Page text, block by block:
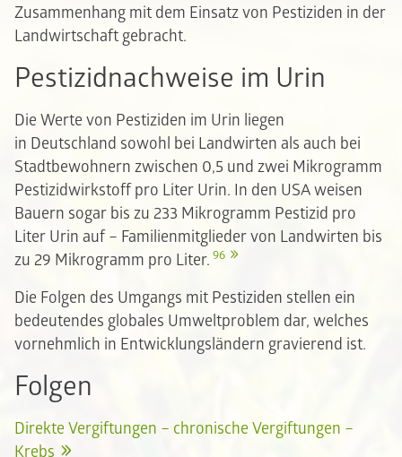
Zusammenhang mit dem Einsatz von Pestiziden in der
Landwirtschaft gebracht.
Pestizidnachweise im Urin
Die Werte von Pestiziden im Urin liegen
in Deutschland sowohl bei Landwirten als auch bei
Stadtbewohnern zwischen 0,5 und zwei Mikrogramm
Pestizidwirkstoff pro Liter Urin. In den USA weisen
Bauern sogar bis zu 233 Mikrogramm Pestizid pro
Liter Urin auf – Familienmitglieder von Landwirten bis
zu 29 Mikrogramm pro Liter. 96
Die Folgen des Umgangs mit Pestiziden stellen ein
bedeutendes globales Umweltproblem dar, welches
vornehmlich in Entwicklungsländern gravierend ist.
Folgen
Direkte Vergiftungen – chronische Vergiftungen –
Krebs